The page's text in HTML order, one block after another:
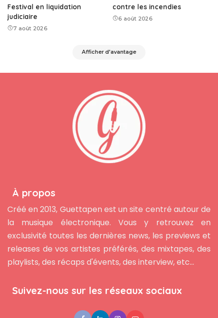
Festival en liquidation
judiciaire
7 août 2026
contre les incendies
6 août 2026
Afficher d'avantage
À propos
Créé en 2013, Guettapen est un site centré autour de
la musique électronique. Vous y retrouvez en
exclusivité toutes les dernières news, les previews et
releases de vos artistes préférés, des mixtapes, des
playlists, des récaps d'évents, des interview, etc...
Suivez-nous sur les réseaux sociaux